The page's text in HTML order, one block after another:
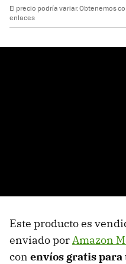
El precio podría variar. Obtenemos
enlaces
Este producto es
enviado porAmazon
con envíos gratis para